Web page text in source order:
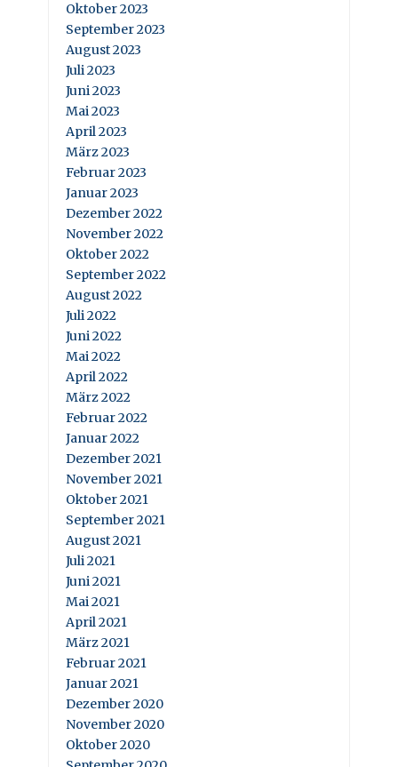
Oktober 2023
September 2023
August 2023
Juli 2023
Juni 2023
Mai 2023
April 2023
März 2023
Februar 2023
Januar 2023
Dezember 2022
November 2022
Oktober 2022
September 2022
August 2022
Juli 2022
Juni 2022
Mai 2022
April 2022
März 2022
Februar 2022
Januar 2022
Dezember 2021
November 2021
Oktober 2021
September 2021
August 2021
Juli 2021
Juni 2021
Mai 2021
April 2021
März 2021
Februar 2021
Januar 2021
Dezember 2020
November 2020
Oktober 2020